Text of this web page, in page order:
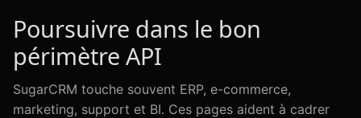
Poursuivre dans le bon
périmètre API
SugarCRM touche souvent ERP, e-commerce,
marketing, support et BI. Ces pages aident à cadrer